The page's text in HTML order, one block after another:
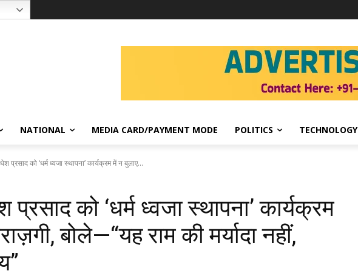
NATIONAL MEDIA CARD/PAYMENT MODE POLITICS TECHNOLOGY
प्रसाद को ‘धर्म ध्वजा स्थापना’ कार्यक्रम में न बुलाए...
को ‘धर्म ध्वजा स्थापना’ कार्यक्रम
बोले—“यह राम की मर्यादा नहीं,